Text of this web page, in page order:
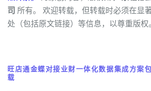
司 所有。 欢迎转载，但转载时必须在显
处（包括原文链接）等信息，以尊重版权。
旺店通金蝶对接业财一体化数据集成方案
载